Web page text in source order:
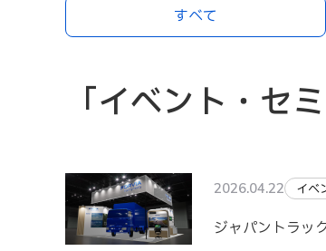
すべて
「イベント・セ
2026.04.22 イベ
ジャパントラッ